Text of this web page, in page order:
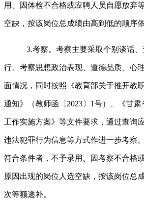
用。因体检不合格或应聘人员自愿放弃
空缺，按该岗位总成绩由高到低的顺序
3.考察。考察主要采取个别谈话
行。考察思想政治表现、道德品质、心
面情况，同时按照《教育部关于推开教
通知》（教师函〔2023〕1号）、《甘
工作实施方案》等文件要求，通过查询
违法犯罪行为信息等方式作进一步考察
符合条件者，不予录用。因考察不合格
原因出现的岗位人选空缺，按该岗位总
次等额递补。